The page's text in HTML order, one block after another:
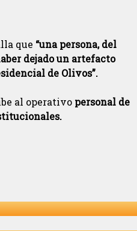
que “una persona, del
dejado un artefacto
de Olivos”.
al operativo personal de